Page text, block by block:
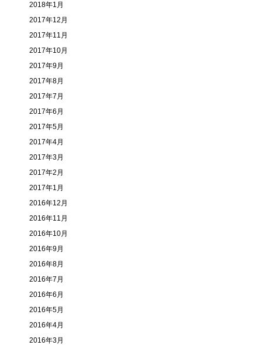
2018年1月
2017年12月
2017年11月
2017年10月
2017年9月
2017年8月
2017年7月
2017年6月
2017年5月
2017年4月
2017年3月
2017年2月
2017年1月
2016年12月
2016年11月
2016年10月
2016年9月
2016年8月
2016年7月
2016年6月
2016年5月
2016年4月
2016年3月